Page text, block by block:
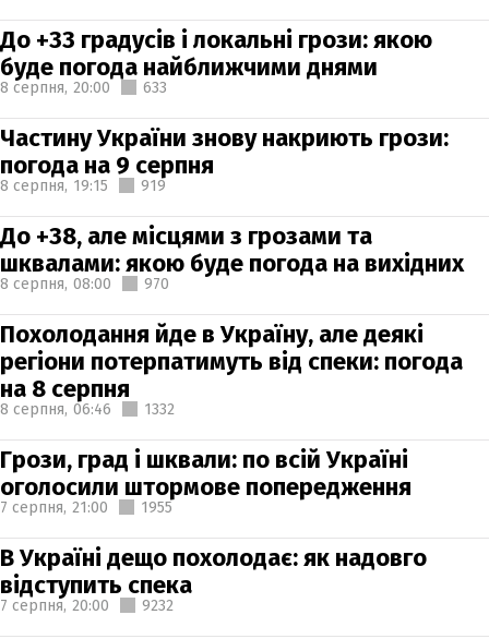
До +33 градусів і локальні грози: якою
буде погода найближчими днями
8 серпня, 20:00 633
Частину України знову накриють грози:
погода на 9 серпня
8 серпня, 19:15 919
До +38, але місцями з грозами та
шквалами: якою буде погода на вихідних
8 серпня, 08:00 970
Похолодання йде в Україну, але деякі
регіони потерпатимуть від спеки: погода
на 8 серпня
8 серпня, 06:46 1332
Грози, град і шквали: по всій Україні
оголосили штормове попередження
7 серпня, 21:00 1955
В Україні дещо похолодає: як надовго
відступить спека
7 серпня, 20:00 9232